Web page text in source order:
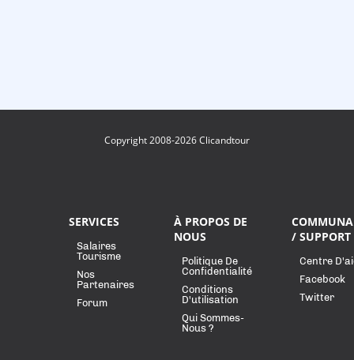
Copyright 2008-2026 Clicandtour
SERVICES
Salaires
Tourisme
Nos
Partenaires
Forum
À PROPOS DE
NOUS
Politique De
Confidentialité
Conditions
D'utilisation
Qui Sommes-
Nous ?
/ SUPPORT
Centre
Facebook
Twitter